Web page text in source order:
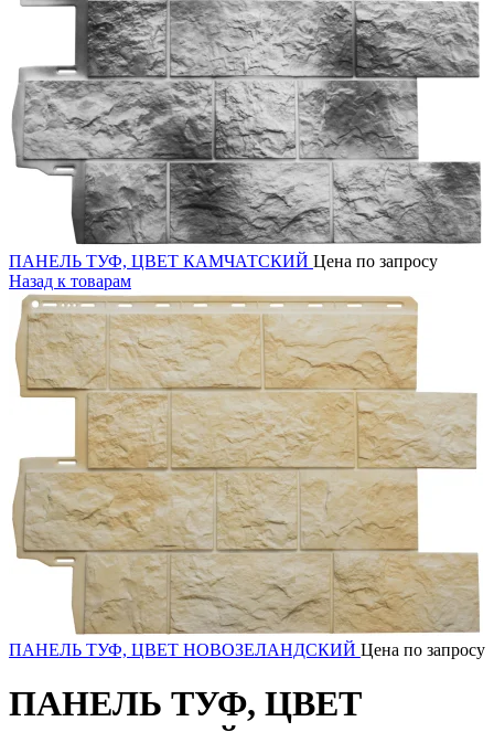
ПАНЕЛЬ ТУФ, ЦВЕТ КАМЧАТСКИЙ Цена по запросу
Назад к товарам
ПАНЕЛЬ ТУФ, ЦВЕТ НОВОЗЕЛАНДСКИЙ Цена по запросу
ПАНЕЛЬ ТУФ, ЦВЕТ